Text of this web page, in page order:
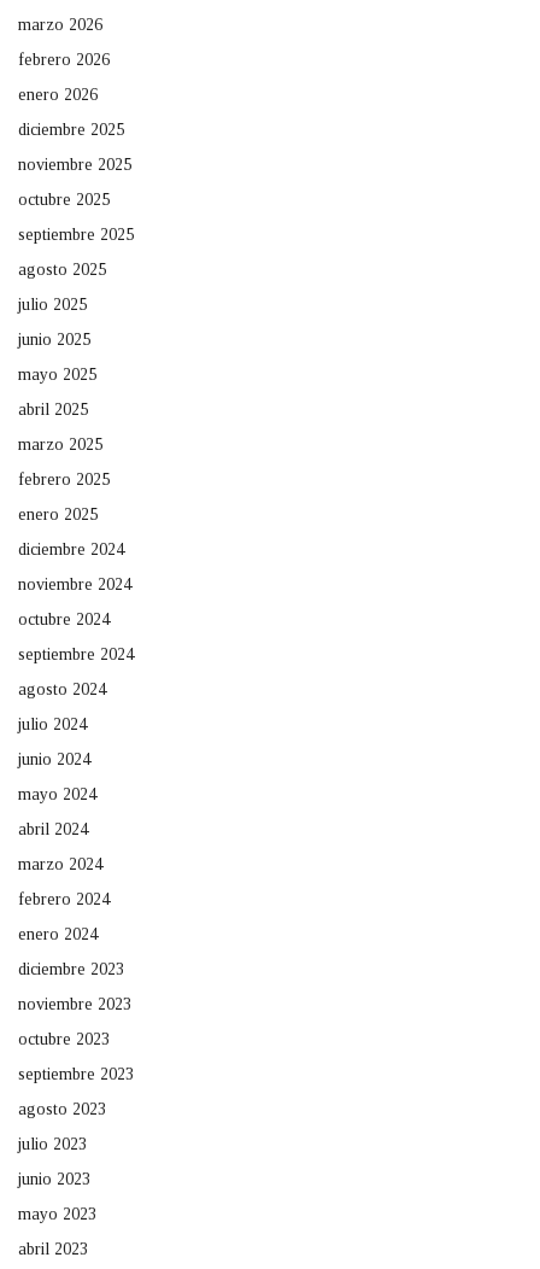
marzo 2026
febrero 2026
enero 2026
diciembre 2025
noviembre 2025
octubre 2025
septiembre 2025
agosto 2025
julio 2025
junio 2025
mayo 2025
abril 2025
marzo 2025
febrero 2025
enero 2025
diciembre 2024
noviembre 2024
octubre 2024
septiembre 2024
agosto 2024
julio 2024
junio 2024
mayo 2024
abril 2024
marzo 2024
febrero 2024
enero 2024
diciembre 2023
noviembre 2023
octubre 2023
septiembre 2023
agosto 2023
julio 2023
junio 2023
mayo 2023
abril 2023